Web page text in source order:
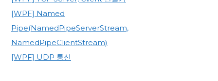
[WPF] Named
Pipe(NamedPipeServerStream,
NamedPipeClientStream)
[WPF] UDP 통신